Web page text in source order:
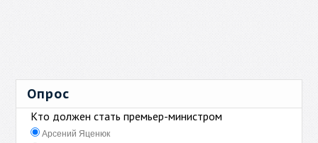
Опрос
Кто должен стать премьер-министром
Арсений Яценюк